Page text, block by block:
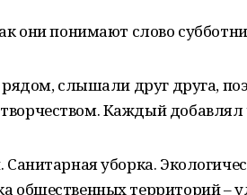
они понимают слово
рядом, слышали друг друга,
Каждый добавлял
Санитарная уборка.
общественных территорий –